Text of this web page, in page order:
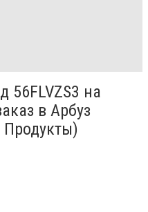
56FLVZS3 на
в Арбуз